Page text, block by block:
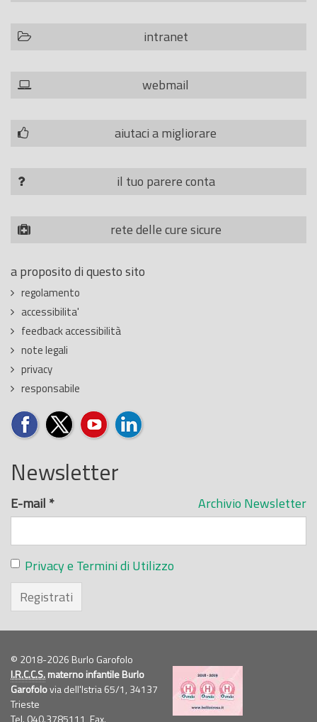
intranet
webmail
aiutaci a migliorare
il tuo parere conta
rete delle cure sicure
a proposito di questo sito
regolamento
accessibilita'
feedback accessibilità
note legali
privacy
responsabile
Newsletter
Archivio Newsletter
E-mail *
Privacy e Termini di Utilizzo
Registrati
© 2018-2026 Burlo Garofolo
I.R.C.C.S.materno infantile Burlo
Garofolovia dell'Istria 65/1, 34137
Trieste
Tel. 040.3785111, Fax.